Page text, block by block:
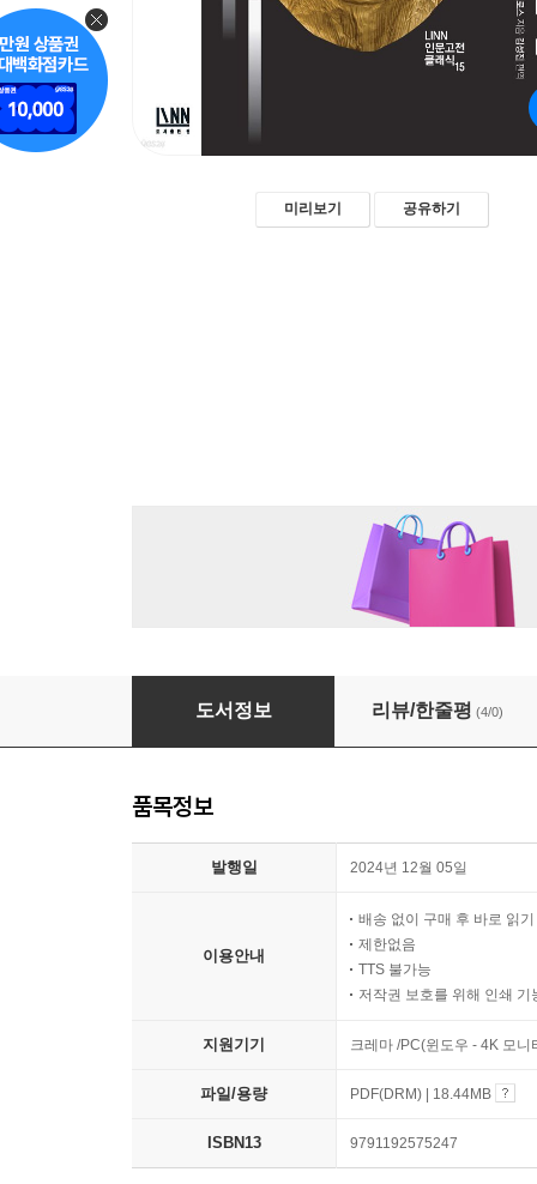
미리보기 공유하기
아가멤논 가문의 저주
도서정보 리뷰/한줄평 (4/0)
품목정보
발행일 2024년 12월 05일
이용안내
배송 없이 구매 후 바로 읽기
제한없음
TTS 불가능
저작권 보호를 위해 인쇄 기
지원기기 크레마 /PC(윈도우 - 4K 모
파일/용량 PDF(DRM) | 18.44MB
ISBN13 9791192575247